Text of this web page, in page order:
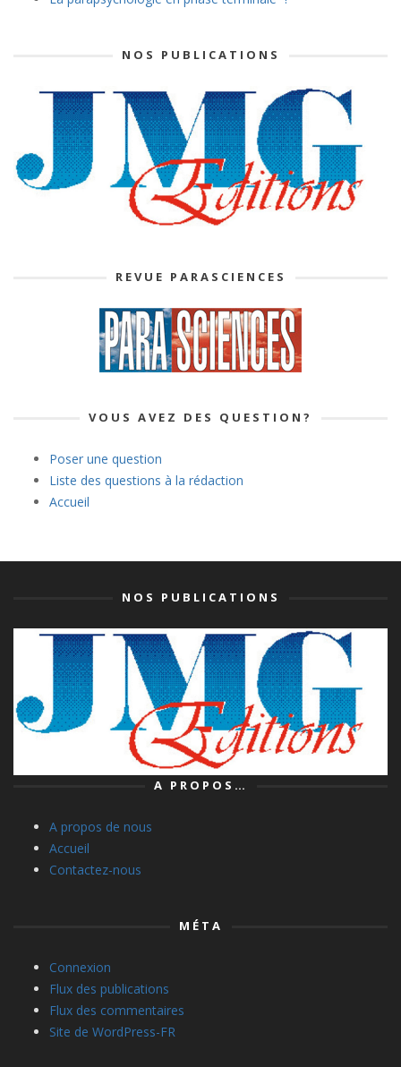
NOS PUBLICATIONS
REVUE PARASCIENCES
VOUS AVEZ DES QUESTION?
Poser une question
Liste des questions à la rédaction
Accueil
NOS PUBLICATIONS
A PROPOS…
A propos de nous
Accueil
Contactez-nous
MÉTA
Connexion
Flux des publications
Flux des commentaires
Site de WordPress-FR